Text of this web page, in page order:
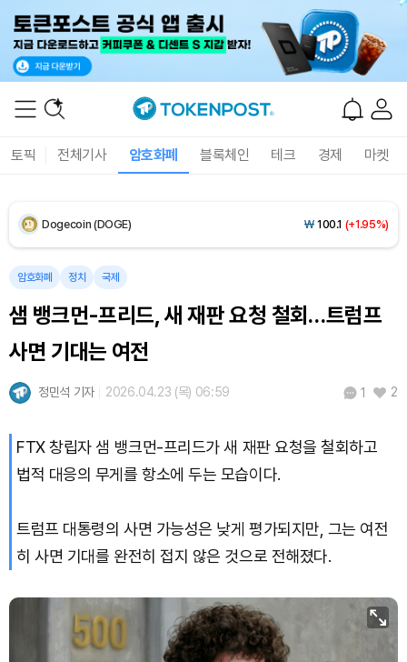
토픽 전체기사 암호화폐 블록체인 테크 경제 마켓
XRP (XRP) ₩1,474(+2.69%)
Dogecoin (DOGE) ₩ 100.1 (+1.95%)
Bitcoin (BTC)
암호화폐 정치 국제
샘 뱅크먼-프리드, 새 재판 요청 철회…트럼프
사면 기대는 여전
정민석 기자 2026.04.23 (목) 06:59 1 2
FTX 창립자 샘 뱅크먼-프리드가 새 재판 요청을 철회하고
법적 대응의 무게를 항소에 두는 모습이다.
트럼프 대통령의 사면 가능성은 낮게 평가되지만, 그는 여전
히 사면 기대를 완전히 접지 않은 것으로 전해졌다.